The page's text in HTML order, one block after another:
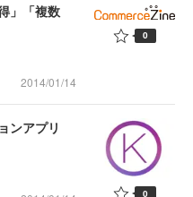
」「複数
2014/01/14
0
ンアプリ
0